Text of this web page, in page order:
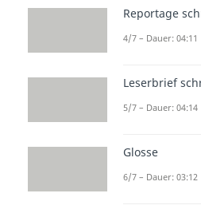
An
dir nur
wirst
Birthday!
Ehefrau
Reportage
4/7 – Dauer: 04:11
Leserbrief
5/7 – Dauer: 04:14
Glosse
6/7 – Dauer: 03:12